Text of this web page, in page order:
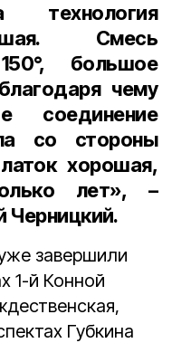
технология
Смесь
большое
чему
соединение
со стороны
хорошая,
лет», –
Черницкий.
завершили
1-й Конной
Губкина